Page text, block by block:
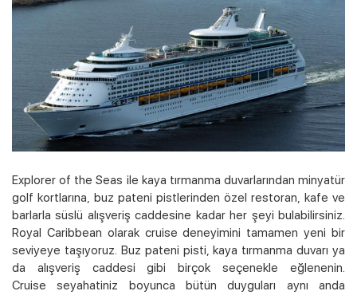
Explorer of the Seas ile kaya tırmanma duvarlarından minyatür
golf kortlarına, buz pateni pistlerinden özel restoran, kafe ve
barlarla süslü alışveriş caddesine kadar her şeyi bulabilirsiniz.
Royal Caribbean olarak cruise deneyimini tamamen yeni bir
seviyeye taşıyoruz. Buz pateni pisti, kaya tırmanma duvarı ya
da alışveriş caddesi gibi birçok seçenekle eğlenenin.
Cruise seyahatiniz boyunca bütün duyguları aynı anda